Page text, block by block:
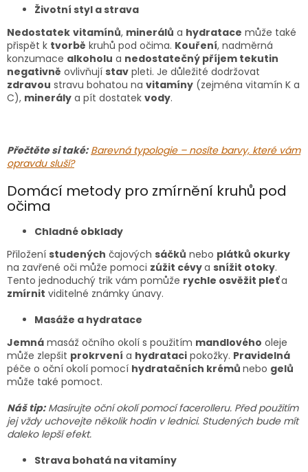
Životní styl a strava
Nedostatek vitamínů, minerálů a hydratace může také
přispět k tvorbě kruhů pod očima. Kouření, nadměrná
konzumace alkoholu a nedostatečný příjem tekutin
negativně ovlivňují stav pleti. Je důležité dodržovat
zdravou stravu bohatou na vitamíny (zejména vitamín K a
C), minerály a pít dostatek vody.
Přečtěte si také: Barevná typologie – nosíte barvy, které vám
opravdu sluší?
Domácí metody pro zmírnění kruhů pod
očima
Chladné obklady
Přiložení studených čajových sáčků nebo plátků okurky
na zavřené oči může pomoci zúžit cévya snížit otoky.
Tento jednoduchý trik vám pomůže rychle osvěžit pleťa
zmírnit viditelné známky únavy.
Masáže a hydratace
Jemná masáž očního okolí s použitím mandlového oleje
může zlepšit prokrvení a hydrataci pokožky. Pravidelná
péče o oční okolí pomocí hydratačních krémů nebo gelů
může také pomoct.
Náš tip:Masírujte oční okolí pomocí facerolleru. Před použitím
jej vždy uchovejte několik hodin v lednici. Studených bude mít
daleko lepší efekt.
Strava bohatá na vitamíny